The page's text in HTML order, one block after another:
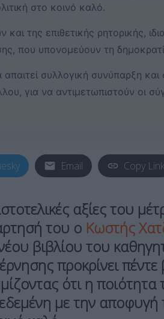
στο κοινό καλό.
της επιθετικής ρητορικής,
που υπονομεύουν τη
απαιτεί συλλογική συνύπαρξη
για να αντιμετωπιστούν οι
Email Copy Link
αξίες του
του ο Κωστής
βιβλίου του
προκρίνει πέντε
ότι η ποιότητα
με την αποφυγή